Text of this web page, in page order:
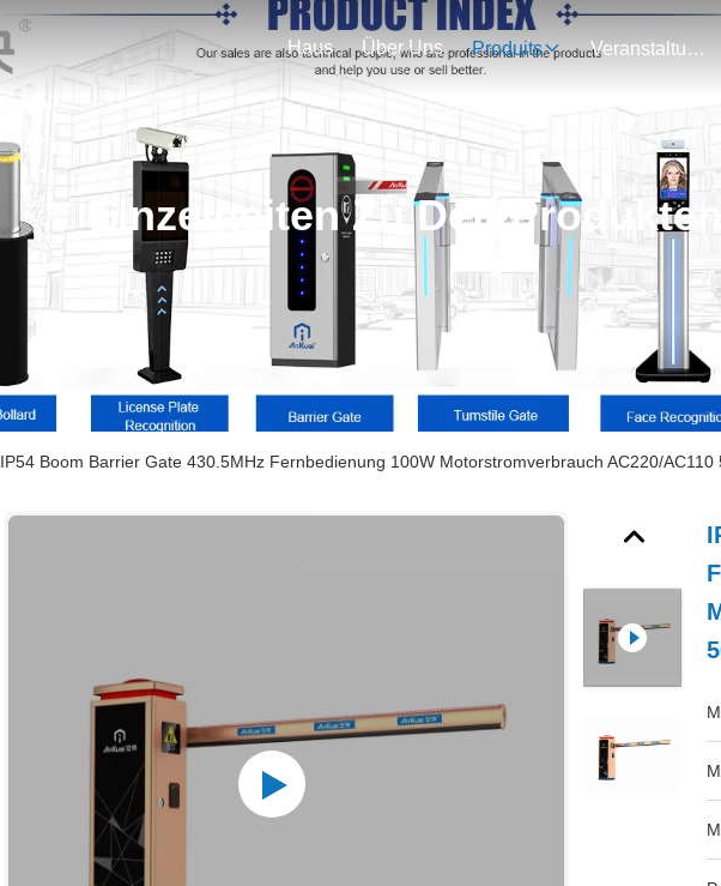
Haus Über Uns Produits Veranstaltungen
Einzelheiten Zu Den Produkten
IP54 Boom Barrier Gate 430.5MHz Fernbedienung 100W Motorstromverbrauch AC220/AC110